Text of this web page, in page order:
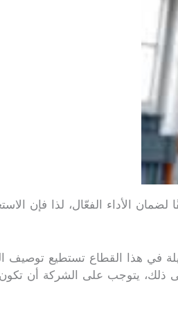
الأداء الفعّال، لذا فإن
في هذا القطاع تستطيع توصيف
ذلك، يتوجب على الشركة أن